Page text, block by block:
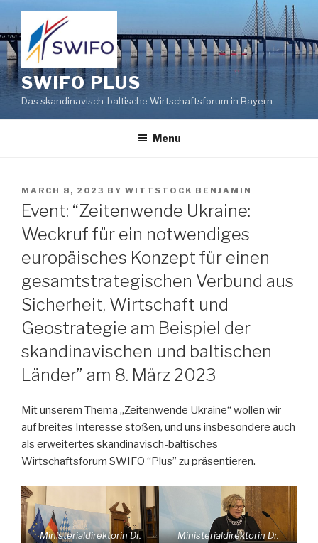
to
content
SWIFO PLUS
Das skandinavisch-baltische Wirtschaftsforum in Bayern
Menu
POSTED
ON
MARCH 8, 2023 BY WITTSTOCK BENJAMIN
Event: “Zeitenwende Ukraine:
Weckruf für ein notwendiges
europäisches Konzept für einen
gesamtstrategischen Verbund aus
Sicherheit, Wirtschaft und
Geostrategie am Beispiel der
skandinavischen und baltischen
Länder” am 8. März 2023
Mit unserem Thema „Zeitenwende Ukraine“ wollen wir
auf breites Interesse stoßen, und uns insbesondere auch
als erweitertes skandinavisch-baltisches
Wirtschaftsforum SWIFO “Plus” zu präsentieren.
Ministerialdirektorin Dr.
Ministerialdirektorin Dr.